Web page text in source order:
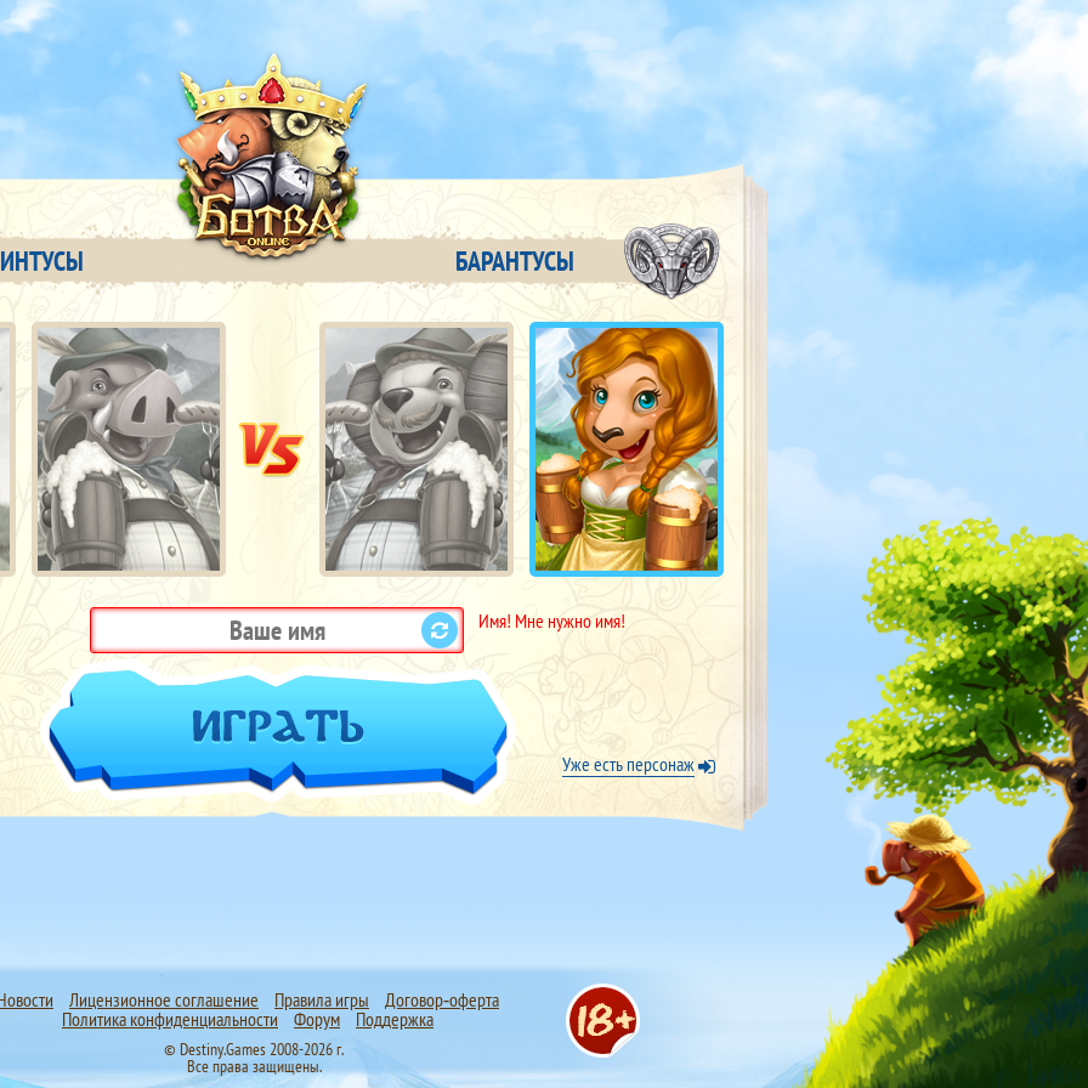
О
БАРАНТУСЫ
Имя! Мне нужно имя!
Уже есть персонаж
Лицензионное соглашение Правила игры
Договор‑оферта
Политика конфиденциальности
Форум Поддержка
© Destiny.Games 2008-2026 г.
Все права защищены.